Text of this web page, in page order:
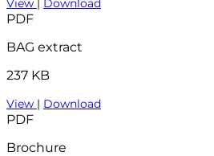
View Download
PDF
BAG extract
237 KB
View | Download
PDF
Brochure